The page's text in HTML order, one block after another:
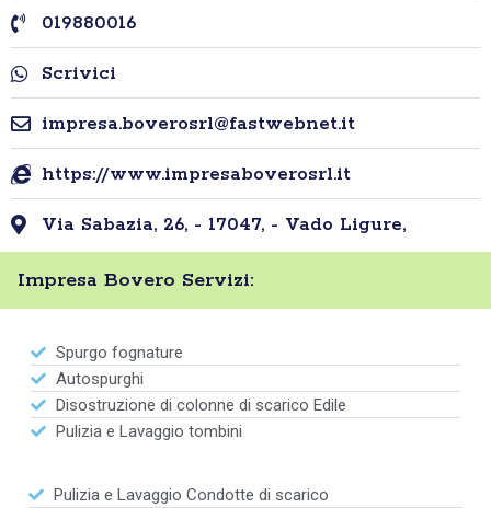
019880016
Scrivici
impresa.boverosrl@fastwebnet.it
https://www.impresaboverosrl.it
Via Sabazia, 26, - 17047, - Vado Ligure,
Impresa Bovero Servizi:
Spurgo fognature
Autospurghi
Disostruzione di colonne di scarico Edile
Pulizia e Lavaggio tombini
Pulizia e Lavaggio Condotte di scarico